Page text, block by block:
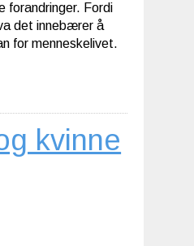
forandringer. Fordi
det innebærer å
for menneskelivet.
kvinne